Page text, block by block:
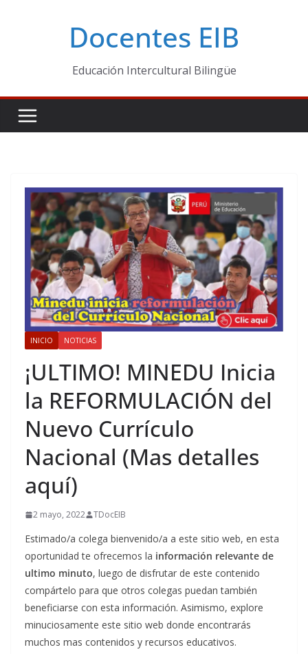
Docentes EIB
Educación Intercultural Bilingüe
INICIO NOTICIAS
¡ULTIMO! MINEDU Inicia
la REFORMULACIÓN del
Nuevo Currículo
Nacional (Mas detalles
aquí)
2 mayo, 2022 TDocEIB
Estimado/a colega bienvenido/a a este sitio web, en esta
oportunidad te ofrecemos la información relevante de
ultimo minuto, luego de disfrutar de este contenido
compártelo para que otros colegas puedan también
beneficiarse con esta información. Asimismo, explore
minuciosamente este sitio web donde encontrarás
muchos mas contenidos y recursos educativos.